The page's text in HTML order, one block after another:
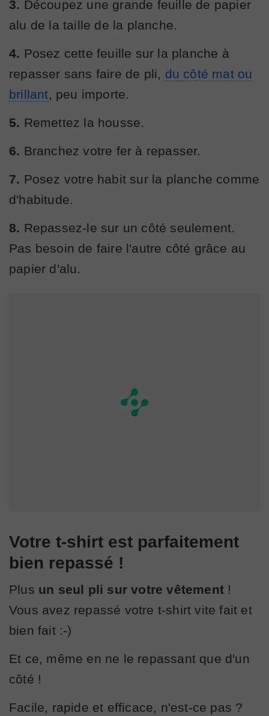
3. Découpez une grande feuille de papier
alu de la taille de la planche.
4. Posez cette feuille sur la planche à
repasser sans faire de pli, du côté mat ou
brillant , peu importe.
5. Remettez la housse.
6. Branchez votre fer à repasser.
7. Posez votre habit sur la planche comme
d'habitude.
8. Repassez-le sur un côté seulement.
Pas besoin de faire l'autre côté grâce au
papier d'alu.
Votre t-shirt est parfaitement
bien repassé !
Plus un seul pli sur votre vêtement !
Vous avez repassé votre t-shirt vite fait et
bien fait :-)
Et ce, même en ne le repassant que d'un
côté !
Facile, rapide et efficace, n'est-ce pas ?